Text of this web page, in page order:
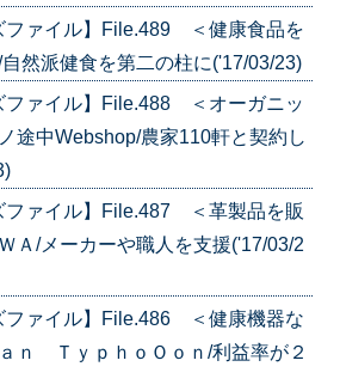
ファイル】File.489 ＜健康食品を
然派健食を第二の柱に('17/03/23)
ファイル】File.488 ＜オーガニッ
途中Webshop/農家110軒と契約し
ファイル】File.487 ＜革製品を販
Ａ/メーカーや職人を支援('17/03/2
ファイル】File.486 ＜健康機器な
ｎ ＴｙｐｈｏＯｏｎ/利益率が２